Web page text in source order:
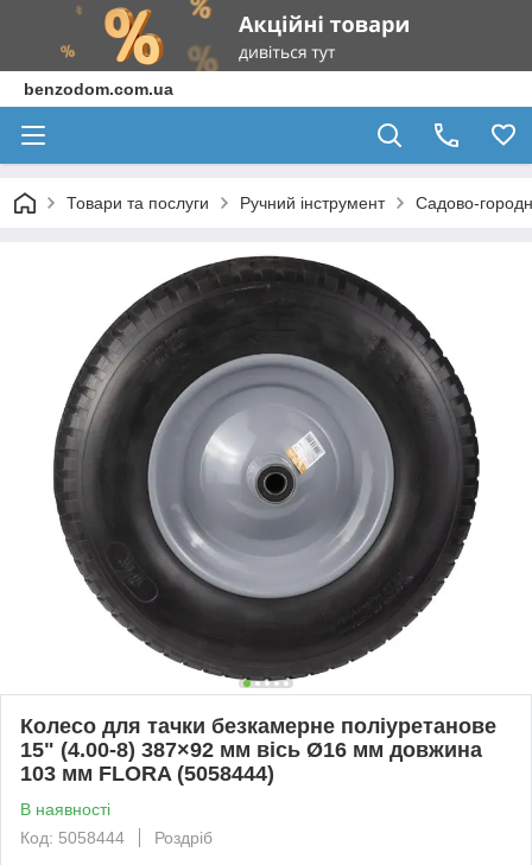
benzodom.com.ua
Товари та послуги Ручний інструмент Садово-
Колесо для тачки безкамерне поліуретанове
15" (4.00-8) 387×92 мм вісь Ø16 мм довжина
103 мм FLORA (5058444)
В наявності
Код: 5058444
Роздріб